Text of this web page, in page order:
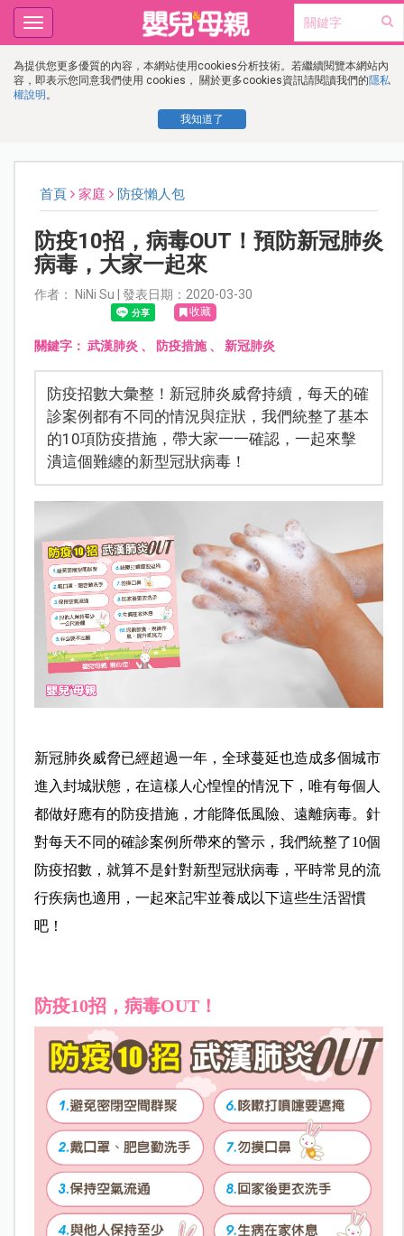
為提供您更多優質的內容，本網站使用cookies分析技術。若繼續閱覽本網站內
容，即表示您同意我們使用 cookies， 關於更多cookies資訊請閱讀我們的隱私
權說明 。
我知道了
Toggle
navigation
首頁 家庭 防疫懶人包
防疫10招，病毒OUT！預防新冠肺炎
病毒，大家一起來
作者： NiNi Su | 發表日期：2020-03-30
收藏
關鍵字： 武漢肺炎 、 防疫措施、 新冠肺炎
防疫招數大彙整！新冠肺炎威脅持續，每天的確
診案例都有不同的情況與症狀，我們統整了基本
的10項防疫措施，帶大家一一確認，一起來擊
潰這個難纏的新型冠狀病毒！
新冠肺炎威脅已經超過一年，全球蔓延也造成多個城市
進入封城狀態，在這樣人心惶惶的情況下，唯有每個人
都做好應有的防疫措施，才能降低風險、遠離病毒。針
對每天不同的確診案例所帶來的警示，我們統整了10個
防疫招數，就算不是針對新型冠狀病毒，平時常見的流
行疾病也適用，一起來記牢並養成以下這些生活習慣
吧！
防疫10招，病毒OUT！